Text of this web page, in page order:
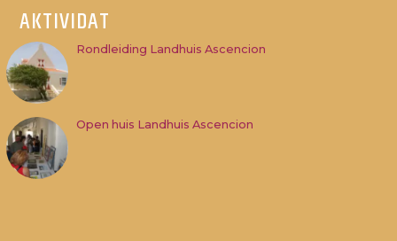
AKTIVIDAT
Rondleiding Landhuis Ascencion
Open huis Landhuis Ascencion